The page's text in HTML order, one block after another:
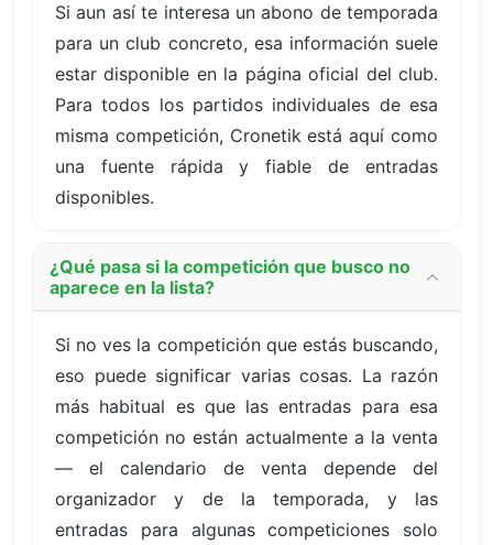
Si aun así te interesa un abono de temporada
para un club concreto, esa información suele
estar disponible en la página oficial del club.
Para todos los partidos individuales de esa
misma competición, Cronetik está aquí como
una fuente rápida y fiable de entradas
disponibles.
¿Qué pasa si la competición que busco no
aparece en la lista?
Si no ves la competición que estás buscando,
eso puede significar varias cosas. La razón
más habitual es que las entradas para esa
competición no están actualmente a la venta
— el calendario de venta depende del
organizador y de la temporada, y las
entradas para algunas competiciones solo